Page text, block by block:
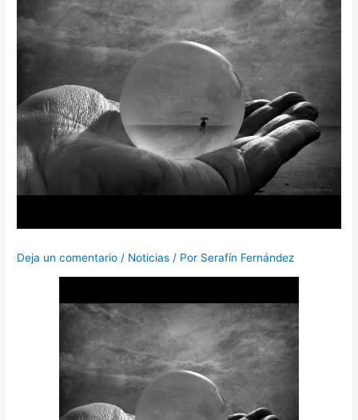
Deja un comentario / Noticias / Por Serafín Fernández